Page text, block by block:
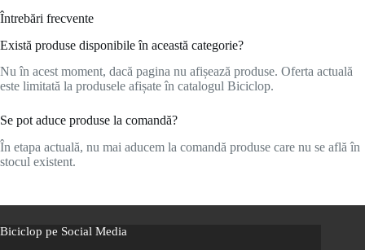
Întrebări frecvente
Există produse disponibile în această categorie?
Nu în acest moment, dacă pagina nu afișează produse. Oferta actuală
este limitată la produsele afișate în catalogul Biciclop.
Se pot aduce produse la comandă?
În etapa actuală, nu mai aducem la comandă produse care nu se află în
stocul existent.
Biciclop pe Social Media